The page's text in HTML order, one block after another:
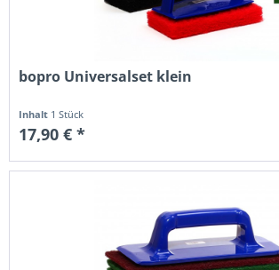
bopro Universalset klein
Inhalt 1 Stück
17,90 € *